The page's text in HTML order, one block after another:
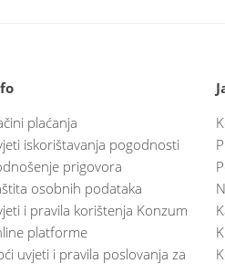
plaćanja
iskorištavanja pogodnosti
prigovora
osobnih podataka
i pravila korištenja Konzum
platforme
uvjeti i pravila poslovanja za